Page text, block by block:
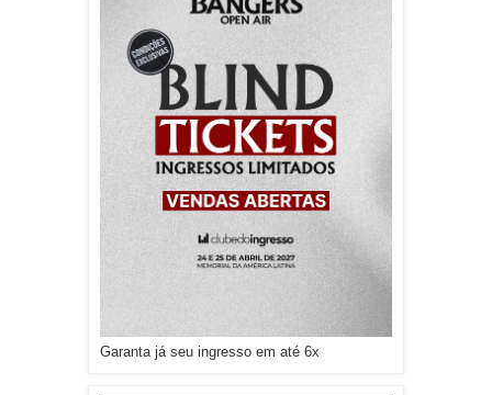
Garanta já seu ingresso em até 6x